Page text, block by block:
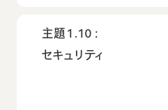
主題1.10：
セキュリティ